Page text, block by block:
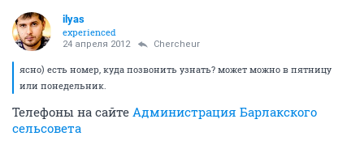
ilyas
experienced
24 апреля 2012 Сhercheur
ясно) есть номер, куда позвонить узнать? может можно в пятницу
или понедельник.
Телефоны на сайте Администрация Барлакского
сельсовета